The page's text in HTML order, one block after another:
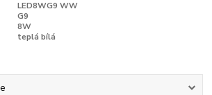
LED8WG9 WW
G9
8W
teplá bílá